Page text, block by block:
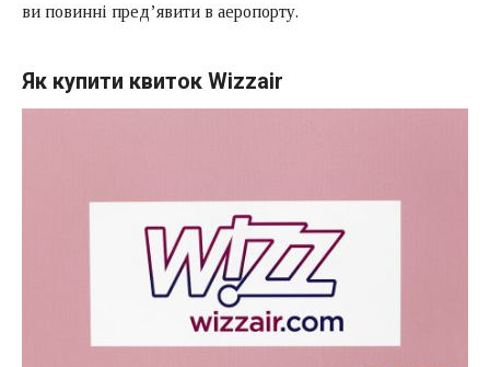
ви повинні пред’явити в аеропорту.
Як купити квиток Wizzair